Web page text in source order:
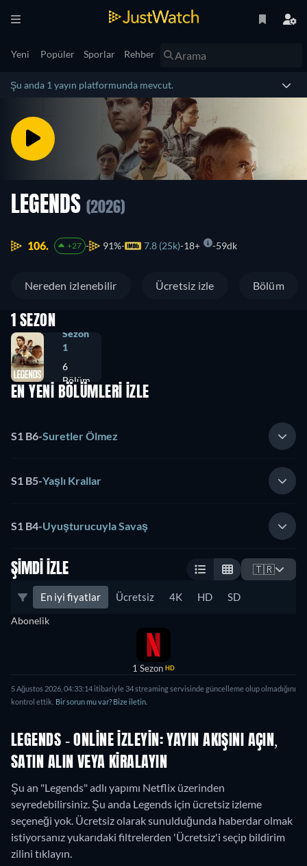
Yeni Popüler Sporlar Rehber
Şu anda 1 yayın platformunda mevcut.
LEGENDS (2026)
106. +27 91% 7.8 (25k) 18+ 59dk
Nereden izlenebilir Ücretsiz izle Bölüm
1 SEZON
Sezon
1
6
Bölüm
EN YENİ BÖLÜMLERİ İZLE
S1 B6-Suretler Ölmez
S1 B5-Yaşlı Krallar
S1 B4-Uyuşturucuyla Savaş
ŞIMDI İZLE 🇹🇷
En iyi fiyatlar Ücretsiz 4K HD SD
Abonelik
1 Sezon HD
5 Ağustos 2026, 04:33:14 itibariyle 34 streaming servisinde güncelleme olup olmadığını
kontrol ettik. Bir sorun mu var? Bize iletin.
LEGENDS - ONLINE IZLEYIN: YAYIN AKIŞINI AÇIN,
SATIN ALIN VEYA KIRALAYIN
Şu an "Legends" adlı yapımı Netflix üzerinden
seyredebilirsiniz. Şu anda Legends için ücretsiz izleme
seçeneği yok. Ücretsiz olarak sunulduğunda haberdar olmak
istiyorsanız yukarıdaki filtrelerden 'Ücretsiz'i seçip bildirim
zilini tıklayın.